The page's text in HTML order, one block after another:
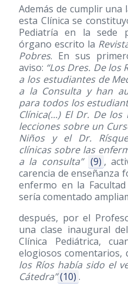
Además de cumplir una
esta Clínica se
Pediatría en la sede
órgano escrito la
Pobres. En sus
aviso: “Los Dres. De los
a los estudiantes de
a la Consulta y han
para todos los
Clínica(...) El Dr. De
lecciones sobre un
Niños y el Dr.
clínicas sobre las
a la consulta” (9) ,
carencia de enseñanza
enfermo en la
sería comentado
después, por el
una clase inaugural
Clínica Pediátrica,
elogiosos comentarios,
los Ríos había sido el
Cátedra”(10) .